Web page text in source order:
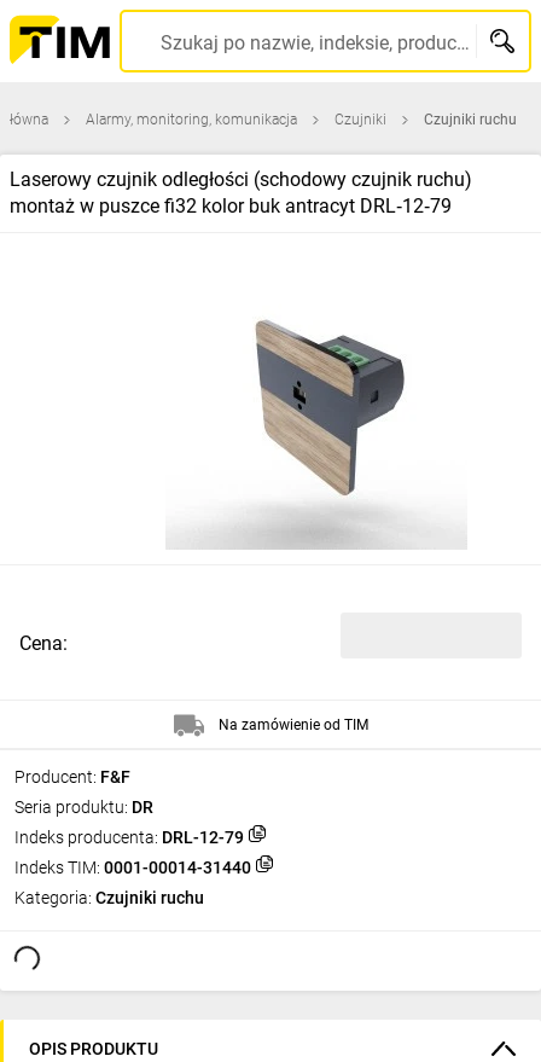
Szukaj po nazwie, indeksie, producencie, kodzie kreskowym...
Alarmy, monitoring, komunikacja Czujniki Czujniki ruchu
Laserowy czujnik odległości (schodowy czujnik ruchu)
montaż w puszce fi32 kolor buk antracyt DRL‑12‑79
Producent: F&F
Seria produktu: DR
Indeks producenta: DRL-12-79
Indeks TIM: 0001-00014-31440
Kategoria: Czujniki ruchu
Cena:
Na zamówienie od TIM
OPIS PRODUKTU